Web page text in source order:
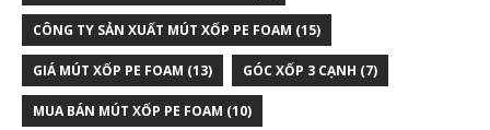
CÔNG TY SẢN XUẤT MÚT XỐP PE FOAM (15)
GIÁ MÚT XỐP PE FOAM (13) GÓC XỐP 3 CẠNH (7)
MUA BÁN MÚT XỐP PE FOAM (10)